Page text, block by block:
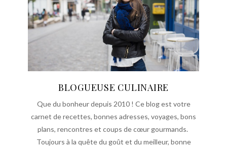
BLOGUEUSE CULINAIRE
Que du bonheur depuis 2010 ! Ce blog est votre
carnet de recettes, bonnes adresses, voyages, bons
plans, rencontres et coups de cœur gourmands.
Toujours à la quête du goût et du meilleur, bonne